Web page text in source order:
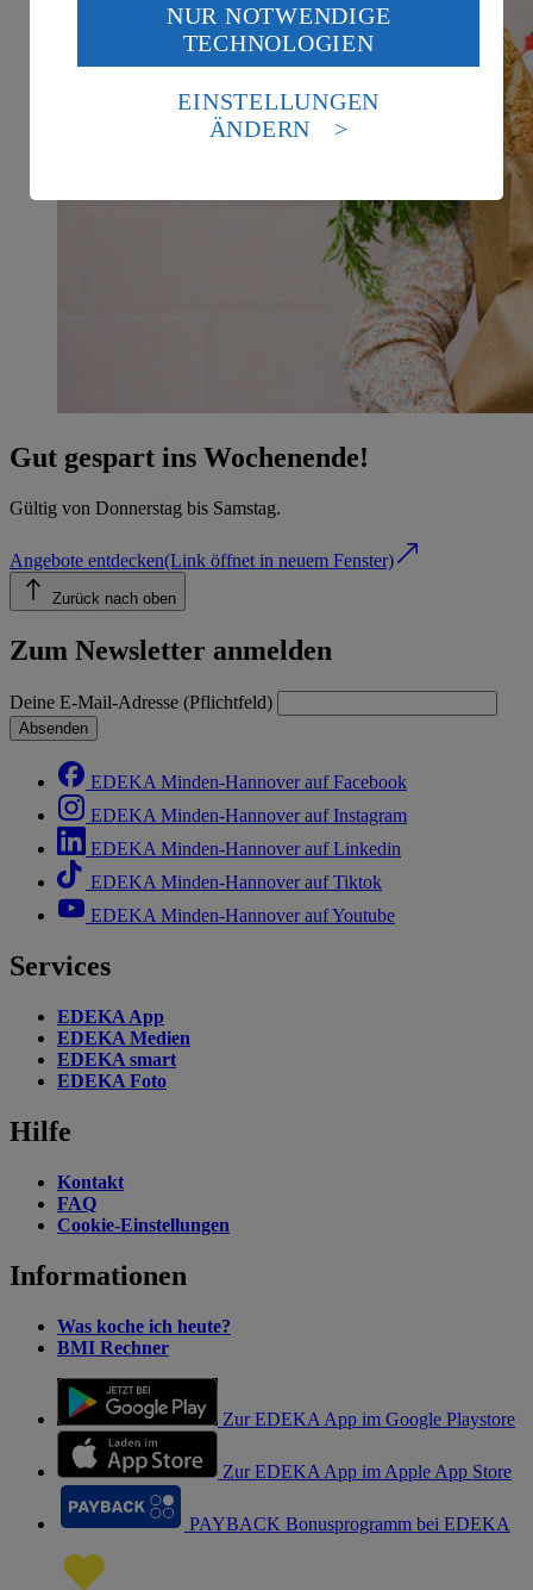
Gut gespart ins Wochenende!
Gültig von Donnerstag bis Samstag.
Angebote entdecken(Link öffnet in neuem Fenster)
Zurück nach oben
Zum Newsletter anmelden
Deine E-Mail-Adresse (Pflichtfeld)
Absenden
EDEKA Minden-Hannover auf Facebook
EDEKA Minden-Hannover auf Instagram
EDEKA Minden-Hannover auf Linkedin
EDEKA Minden-Hannover auf Tiktok
EDEKA Minden-Hannover auf Youtube
Services
EDEKA App
EDEKA Medien
EDEKA smart
EDEKA Foto
Hilfe
Kontakt
FAQ
Cookie-Einstellungen
Informationen
Was koche ich heute?
BMI Rechner
Zur EDEKA App im Google Playstore
Zur EDEKA App im Apple App Store
PAYBACK Bonusprogramm bei EDEKA
Wenn du auf „Aktivieren“ klickst, willigst du im Sinne
des Art. 49 Abs. 1 Satz 1 lit. a) DSGVO ein, dass deine
Daten in den USA verarbeitet werden. Der EuGH sieht
die USA als Land mit einem nach europäischen
Standards nicht angemessenen Datenschutzniveau an.
Es besteht das Risiko eines Zugriffs durch US-
Informationen zum Herausgeber der Seite findest du
NUR NOTWENDIGE
TECHNOLOGIEN
EINSTELLUNGEN
ÄNDERN